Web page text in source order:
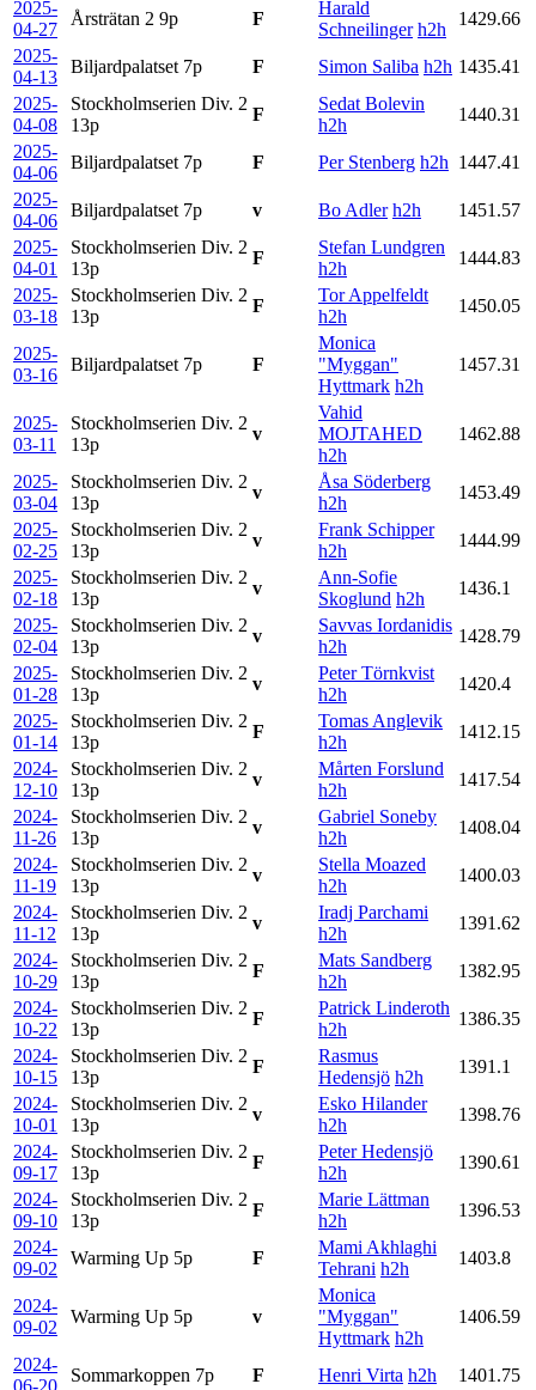
2025-
04-27
Årsträtan 2 9p F
Harald
Schneilinger h2h
1429.66
2025-
04-13
Biljardpalatset 7p F Simon Saliba h2h 1435.41
2025-
04-08
Stockholmserien Div. 2
13p
F
Sedat Bolevin
h2h
1440.31
2025-
04-06
Biljardpalatset 7p F Per Stenberg h2h 1447.41
2025-
04-06
Biljardpalatset 7p v Bo Adler h2h
1451.57
2025-
04-01
Stockholmserien Div. 2
13p
F
Stefan Lundgren
h2h
1444.83
2025-
03-18
Stockholmserien Div. 2
13p
F
Tor Appelfeldt
h2h
1450.05
2025-
03-16
Biljardpalatset 7p F
Monica
"Myggan"
Hyttmark h2h
1457.31
2025-
03-11
Stockholmserien Div. 2
13p
v
Vahid
MOJTAHED
h2h
1462.88
2025-
03-04
Stockholmserien Div. 2
13p
v
Åsa Söderberg
h2h
1453.49
2025-
02-25
Stockholmserien Div. 2
13p
v
Frank Schipper
h2h
1444.99
2025-
02-18
Stockholmserien Div. 2
13p
v
Ann-Sofie
Skoglund h2h
1436.1
2025-
02-04
Stockholmserien Div. 2
13p
v
Savvas Iordanidis
h2h
1428.79
2025-
01-28
Stockholmserien Div. 2
13p
v
Peter Törnkvist
h2h
1420.4
2025-
01-14
Stockholmserien Div. 2
13p
F
Tomas Anglevik
h2h
1412.15
2024-
12-10
Stockholmserien Div. 2
13p
v
Mårten Forslund
h2h
1417.54
2024-
11-26
Stockholmserien Div. 2
13p
v
Gabriel Soneby
h2h
1408.04
2024-
11-19
Stockholmserien Div. 2
13p
v
Stella Moazed
h2h
1400.03
2024-
11-12
Stockholmserien Div. 2
13p
v
Iradj Parchami
h2h
1391.62
2024-
10-29
Stockholmserien Div. 2
13p
F
Mats Sandberg
h2h
1382.95
2024-
10-22
Stockholmserien Div. 2
13p
F
Patrick Linderoth
h2h
1386.35
2024-
10-15
Stockholmserien Div. 2
13p
F
Rasmus
Hedensjö h2h
1391.1
2024-
10-01
Stockholmserien Div. 2
13p
v
Esko Hilander
h2h
1398.76
2024-
09-17
Stockholmserien Div. 2
13p
F
Peter Hedensjö
h2h
1390.61
2024-
09-10
Stockholmserien Div. 2
13p
F
Marie Lättman
h2h
1396.53
2024-
09-02
Warming Up 5p F
Mami Akhlaghi
Tehrani h2h
1403.8
2024-
09-02
Warming Up 5p v
Monica
"Myggan"
Hyttmark h2h
1406.59
2024-
06-20
Sommarkoppen 7p F Henri Virta h2h
1401.75